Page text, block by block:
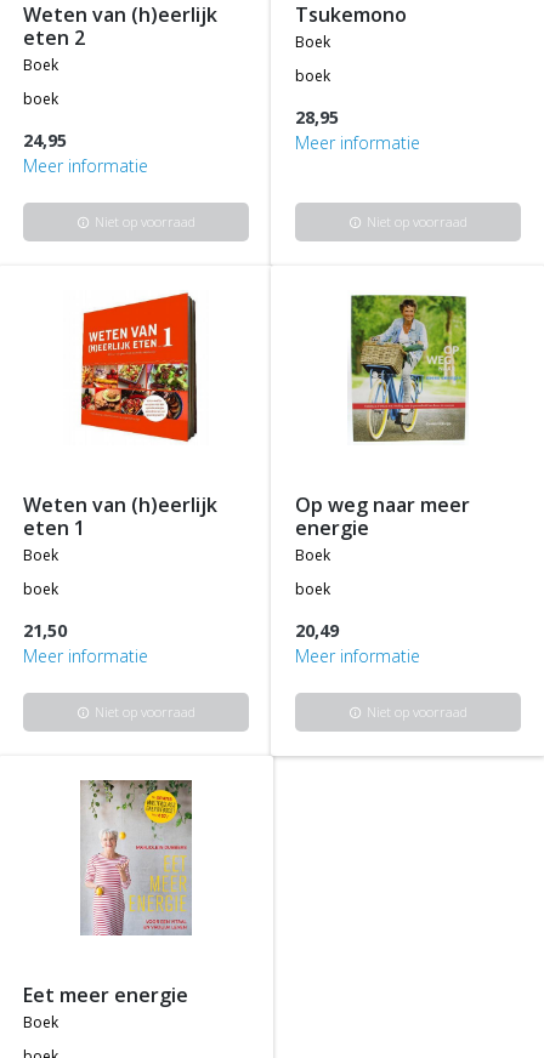
weten van (h)eerlijk
eten 2
boek
boek
24,95
Meer informatie
info Niet op voorraad
tsukemono
boek
boek
28,95
Meer informatie
info Niet op voorraad
weten van (h)eerlijk
eten 1
boek
boek
21,50
Meer informatie
info Niet op voorraad
op weg naar meer
energie
boek
boek
20,49
Meer informatie
info Niet op voorraad
eet meer energie
boek